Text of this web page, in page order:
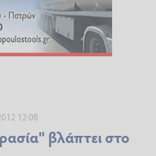
12:08
βλάπτει στο